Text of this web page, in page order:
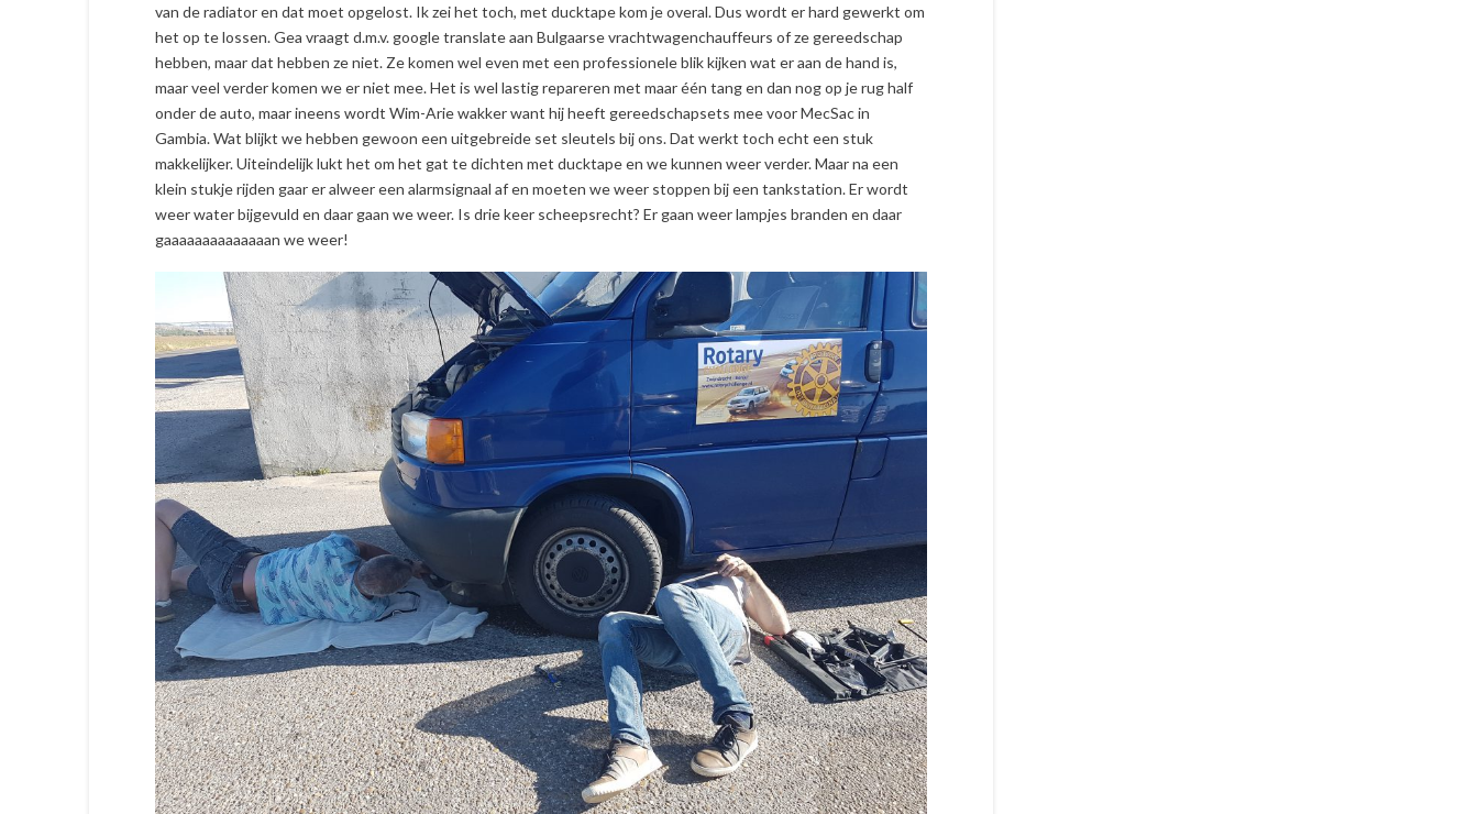
van de radiator en dat moet opgelost. Ik zei het toch, met ducktape kom je overal. Dus wordt er hard gewerkt om
het op te lossen. Gea vraagt d.m.v. google translate aan Bulgaarse vrachtwagenchauffeurs of ze gereedschap
hebben, maar dat hebben ze niet. Ze komen wel even met een professionele blik kijken wat er aan de hand is,
maar veel verder komen we er niet mee. Het is wel lastig repareren met maar één tang en dan nog op je rug half
onder de auto, maar ineens wordt Wim-Arie wakker want hij heeft gereedschapsets mee voor MecSac in
Gambia. Wat blijkt we hebben gewoon een uitgebreide set sleutels bij ons. Dat werkt toch echt een stuk
makkelijker. Uiteindelijk lukt het om het gat te dichten met ducktape en we kunnen weer verder. Maar na een
klein stukje rijden gaar er alweer een alarmsignaal af en moeten we weer stoppen bij een tankstation. Er wordt
weer water bijgevuld en daar gaan we weer. Is drie keer scheepsrecht? Er gaan weer lampjes branden en daar
gaaaaaaaaaaaaaan we weer!